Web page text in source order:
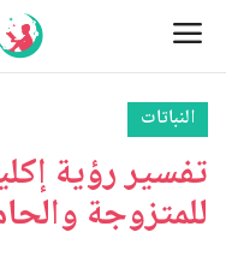
الصفحة الرئيسية
من نحن
النباتات
تفسير رؤية
للمتزوجة